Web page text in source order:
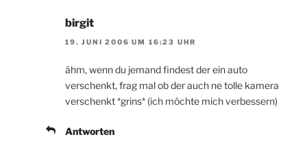
birgit
19. JUNI 2006 UM 16:23 UHR
ähm, wenn du jemand findest der ein auto
verschenkt, frag mal ob der auch ne tolle kamera
verschenkt *grins* (ich möchte mich verbessern)
Antworten